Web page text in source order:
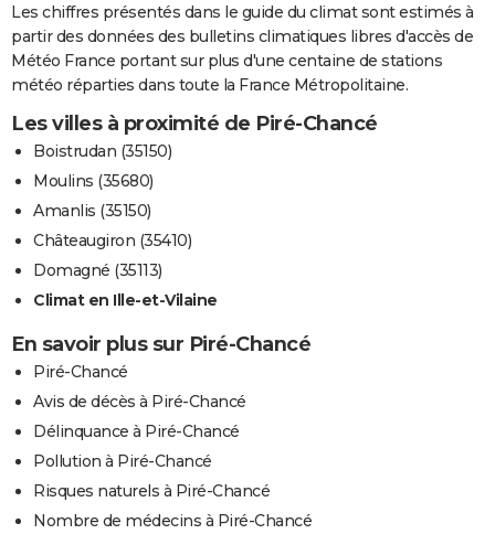
Les chiffres présentés dans le guide du climat sont estimés à
partir des données des bulletins climatiques libres d'accès de
Météo France portant sur plus d'une centaine de stations
météo réparties dans toute la France Métropolitaine.
Les villes à proximité de Piré-Chancé
Boistrudan (35150)
Moulins (35680)
Amanlis (35150)
Châteaugiron (35410)
Domagné (35113)
Climat en Ille-et-Vilaine
En savoir plus sur Piré-Chancé
Piré-Chancé
Avis de décès à Piré-Chancé
Délinquance à Piré-Chancé
Pollution à Piré-Chancé
Risques naturels à Piré-Chancé
Nombre de médecins à Piré-Chancé